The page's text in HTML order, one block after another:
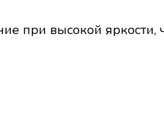
при высокой яркости,